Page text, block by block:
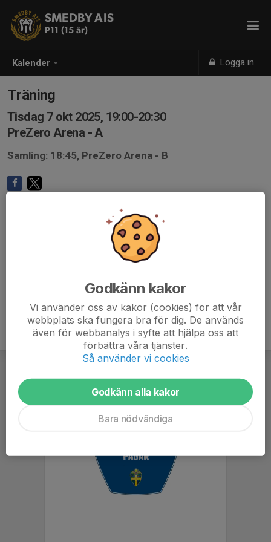
Kalender Logga in
SMEDBY AIS
P11 (15 år)
Träning
Tisdag 7 okt 2025, 19:00-20:30
PreZero Arena - A
Samling: 18:45, PreZero Arena - B
Godkänn kakor
Vi använder oss av kakor (cookies) för att vår
webbplats ska fungera bra för dig. De används
även för webbanalys i syfte att hjälpa oss att
förbättra våra tjänster.
Så använder vi cookies
Godkänn alla kakor
Bara nödvändiga